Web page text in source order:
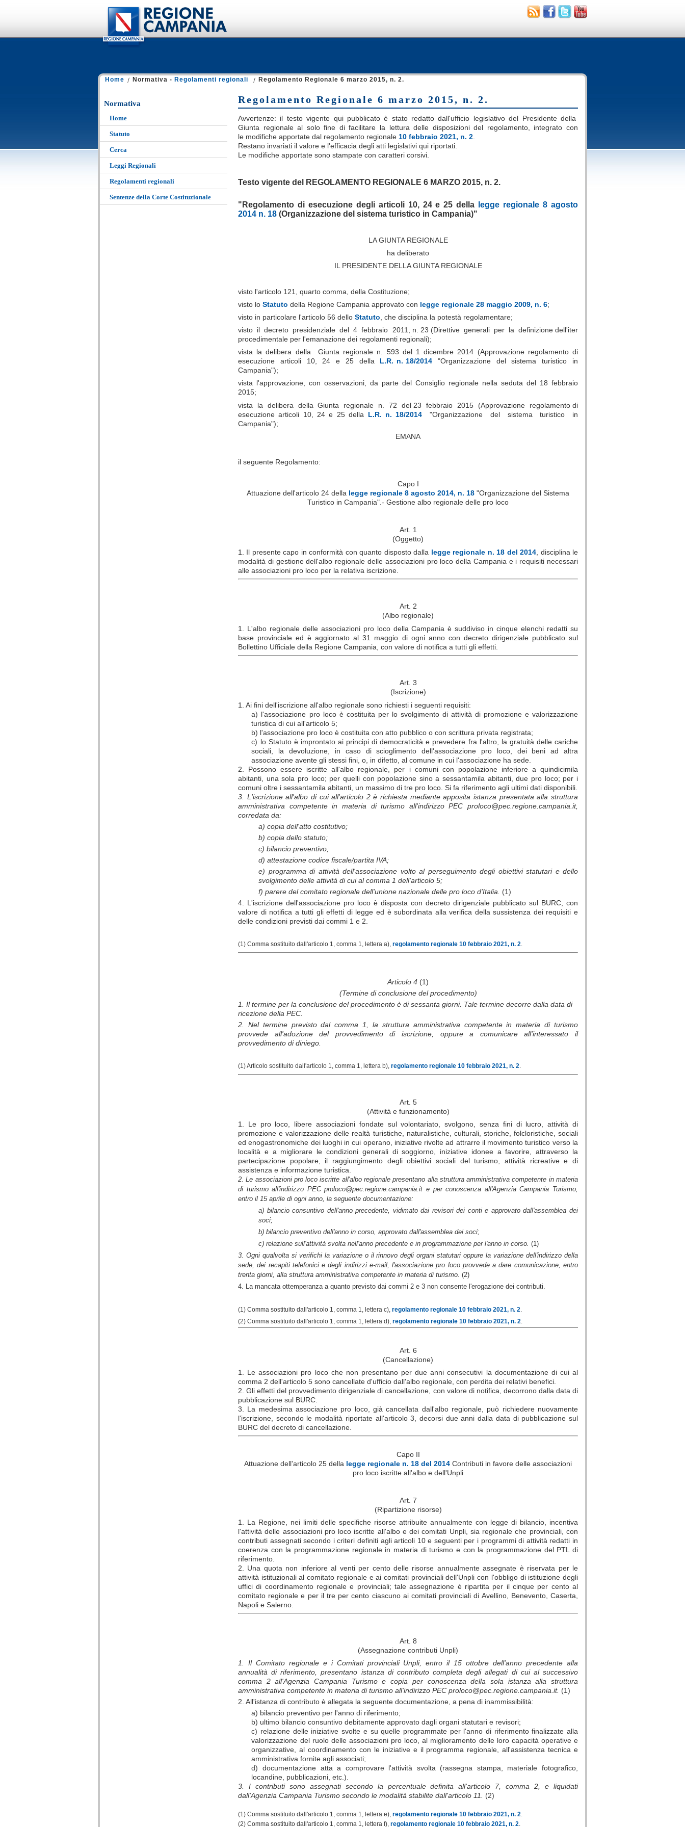
Home Normativa - Regolamenti regionali Regolamento Regionale 6 marzo 2015, n. 2.
Regolamento Regionale 6 marzo 2015, n. 2.
Avvertenze: il testo vigente qui pubblicato è stato redatto dall'ufficio legislativo del Presidente della
Giunta regionale al solo fine di facilitare la lettura delle disposizioni del regolamento, integrato con
le modifiche apportate dal regolamento regionale 10 febbraio 2021, n. 2.
Restano invariati il valore e l'efficacia degli atti legislativi qui riportati.
Le modifiche apportate sono stampate con caratteri corsivi.
Testo vigente del REGOLAMENTO REGIONALE 6 MARZO 2015, n. 2.
"Regolamento di esecuzione degli articoli 10, 24 e 25 della
legge regionale 8 agosto
2014 n. 18 (Organizzazione del sistema turistico in Campania)"
LA GIUNTA REGIONALE
ha deliberato
IL PRESIDENTE DELLA GIUNTA REGIONALE
visto l'articolo 121, quarto comma, della Costituzione;
visto lo Statuto della Regione Campania approvato con legge regionale 28 maggio 2009, n. 6;
visto in particolare l'articolo 56 dello Statuto , che disciplina la potestà regolamentare;
visto il decreto presidenziale del 4 febbraio 2011, n. 23 (Direttive generali per la definizione dell'iter
procedimentale per l'emanazione dei regolamenti regionali);
vista la delibera della Giunta regionale n. 593 del 1 dicembre 2014 (Approvazione regolamento di
esecuzione articoli 10, 24 e 25 della L.R. n. 18/2014 "Organizzazione del sistema turistico in
Campania");
vista l'approvazione, con osservazioni, da parte del Consiglio regionale nella seduta del 18 febbraio
2015;
vista la delibera della Giunta regionale n. 72 del 23 febbraio 2015 (Approvazione regolamento di
esecuzione articoli 10, 24 e 25 della L.R. n. 18/2014 "Organizzazione del sistema turistico in
Campania");
EMANA
il seguente Regolamento:
Capo I
Attuazione dell'articolo 24 della legge regionale 8 agosto 2014, n. 18 "Organizzazione del Sistema
Turistico in Campania".- Gestione albo regionale delle pro loco
Art. 1
(Oggetto)
1. Il presente capo in conformità con quanto disposto dalla legge regionale n. 18 del 2014 , disciplina le
modalità di gestione dell'albo regionale delle associazioni pro loco della Campania e i requisiti necessari
alle associazioni pro loco per la relativa iscrizione.
Art. 2
(Albo regionale)
1. L'albo regionale delle associazioni pro loco della Campania è suddiviso in cinque elenchi redatti su
base provinciale ed è aggiornato al 31 maggio di ogni anno con decreto dirigenziale pubblicato sul
Bollettino Ufficiale della Regione Campania, con valore di notifica a tutti gli effetti.
Art. 3
(Iscrizione)
1. Ai fini dell'iscrizione all'albo regionale sono richiesti i seguenti requisiti:
a) l'associazione pro loco è costituita per lo svolgimento di attività di promozione e valorizzazione
turistica di cui all'articolo 5;
b) l'associazione pro loco è costituita con atto pubblico o con scrittura privata registrata;
c) lo Statuto è improntato ai principi di democraticità e prevedere fra l'altro, la gratuità delle cariche
sociali, la devoluzione, in caso di scioglimento dell'associazione pro loco, dei beni ad altra
associazione avente gli stessi fini, o, in difetto, al comune in cui l'associazione ha sede.
2. Possono essere iscritte all'albo regionale, per i comuni con popolazione inferiore a quindicimila
abitanti, una sola pro loco; per quelli con popolazione sino a sessantamila abitanti, due pro loco; per i
comuni oltre i sessantamila abitanti, un massimo di tre pro loco. Si fa riferimento agli ultimi dati disponibili.
3. L'iscrizione all'albo di cui all'articolo 2 è richiesta mediante apposita istanza presentata alla struttura
amministrativa competente in materia di turismo all'indirizzo PEC proloco@pec.regione.campania.it,
corredata da:
a) copia dell'atto costitutivo;
b) copia dello statuto;
c) bilancio preventivo;
d) attestazione codice fiscale/partita IVA;
e) programma di attività dell'associazione volto al perseguimento degli obiettivi statutari e dello
svolgimento delle attività di cui al comma 1 dell'articolo 5;
f) parere del comitato regionale dell'unione nazionale delle pro loco d'Italia. (1)
4. L'iscrizione dell'associazione pro loco è disposta con decreto dirigenziale pubblicato sul BURC, con
valore di notifica a tutti gli effetti di legge ed è subordinata alla verifica della sussistenza dei requisiti e
delle condizioni previsti dai commi 1 e 2.
(1) Comma sostituito dall'articolo 1, comma 1, lettera a), regolamento regionale 10 febbraio 2021, n. 2
Articolo 4 (1)
(Termine di conclusione del procedimento)
1. Il termine per la conclusione del procedimento è di sessanta giorni. Tale termine decorre dalla data di
ricezione della PEC.
2. Nel termine previsto dal comma 1, la struttura amministrativa competente in materia di turismo
provvede all'adozione del provvedimento di iscrizione, oppure a comunicare all'interessato il
provvedimento di diniego.
(1) Articolo sostituito dall'articolo 1, comma 1, lettera b), regolamento regionale 10 febbraio 2021, n. 2.
Art. 5
(Attività e funzionamento)
1. Le pro loco, libere associazioni fondate sul volontariato, svolgono, senza fini di lucro, attività di
promozione e valorizzazione delle realtà turistiche, naturalistiche, culturali, storiche, folcloristiche, sociali
ed enogastronomiche dei luoghi in cui operano, iniziative rivolte ad attrarre il movimento turistico verso la
località e a migliorare le condizioni generali di soggiorno, iniziative idonee a favorire, attraverso la
partecipazione popolare, il raggiungimento degli obiettivi sociali del turismo, attività ricreative e di
assistenza e informazione turistica.
2. Le associazioni pro loco iscritte all'albo regionale presentano alla struttura amministrativa competente in materia
di turismo all'indirizzo PEC proloco@pec.regione.campania.it e per conoscenza all'Agenzia Campania Turismo,
entro il 15 aprile di ogni anno, la seguente documentazione:
a) bilancio consuntivo dell'anno precedente, vidimato dai revisori dei conti e approvato dall'assemblea dei
soci;
b) bilancio preventivo dell'anno in corso, approvato dall'assemblea dei soci;
c) relazione sull'attività svolta nell'anno precedente e in programmazione per l'anno in corso. (1)
3. Ogni qualvolta si verifichi la variazione o il rinnovo degli organi statutari oppure la variazione dell'indirizzo della
sede, dei recapiti telefonici e degli indirizzi e-mail, l'associazione pro loco provvede a dare comunicazione, entro
trenta giorni, alla struttura amministrativa competente in materia di turismo. (2)
4. La mancata ottemperanza a quanto previsto dai commi 2 e 3 non consente l'erogazione dei contributi.
(1) Comma sostituito dall'articolo 1, comma 1, lettera c), regolamento regionale 10 febbraio 2021, n. 2.
(2) Comma sostituito dall'articolo 1, comma 1, lettera d), regolamento regionale 10 febbraio 2021, n. 2.
Art. 6
(Cancellazione)
1. Le associazioni pro loco che non presentano per due anni consecutivi la documentazione di cui al
comma 2 dell'articolo 5 sono cancellate d'ufficio dall'albo regionale, con perdita dei relativi benefici.
2. Gli effetti del provvedimento dirigenziale di cancellazione, con valore di notifica, decorrono dalla data di
pubblicazione sul BURC.
3. La medesima associazione pro loco, già cancellata dall'albo regionale, può richiedere nuovamente
l'iscrizione, secondo le modalità riportate all'articolo 3, decorsi due anni dalla data di pubblicazione sul
BURC del decreto di cancellazione.
Capo II
Attuazione dell'articolo 25 della legge regionale n. 18 del 2014 Contributi in favore delle associazioni
pro loco iscritte all'albo e dell'Unpli
Art. 7
(Ripartizione risorse)
1. La Regione, nei limiti delle specifiche risorse attribuite annualmente con legge di bilancio, incentiva
l'attività delle associazioni pro loco iscritte all'albo e dei comitati Unpli, sia regionale che provinciali, con
contributi assegnati secondo i criteri definiti agli articoli 10 e seguenti per i programmi di attività redatti in
coerenza con la programmazione regionale in materia di turismo e con la programmazione del PTL di
riferimento.
2. Una quota non inferiore al venti per cento delle risorse annualmente assegnate è riservata per le
attività istituzionali al comitato regionale e ai comitati provinciali dell'Unpli con l'obbligo di istituzione degli
uffici di coordinamento regionale e provinciali; tale assegnazione è ripartita per il cinque per cento al
comitato regionale e per il tre per cento ciascuno ai comitati provinciali di Avellino, Benevento, Caserta,
Napoli e Salerno.
Art. 8
(Assegnazione contributi Unpli)
1. Il Comitato regionale e i Comitati provinciali Unpli, entro il 15 ottobre dell'anno precedente alla
annualità di riferimento, presentano istanza di contributo completa degli allegati di cui al successivo
comma 2 all'Agenzia Campania Turismo e copia per conoscenza della sola istanza alla struttura
amministrativa competente in materia di turismo all'indirizzo PEC proloco@pec.regione.campania.it. (1)
2. All'istanza di contributo è allegata la seguente documentazione, a pena di inammissibilità:
a) bilancio preventivo per l'anno di riferimento;
b) ultimo bilancio consuntivo debitamente approvato dagli organi statutari e revisori;
c) relazione delle iniziative svolte e su quelle programmate per l'anno di riferimento finalizzate alla
valorizzazione del ruolo delle associazioni pro loco, al miglioramento delle loro capacità operative e
organizzative, al coordinamento con le iniziative e il programma regionale, all'assistenza tecnica e
amministrativa fornite agli associati;
d) documentazione atta a comprovare l'attività svolta (rassegna stampa, materiale fotografico,
locandine, pubblicazioni, etc.).
3. I contributi sono assegnati secondo la percentuale definita all'articolo 7, comma 2, e liquidati
dall'Agenzia Campania Turismo secondo le modalità stabilite dall'articolo 11.
(2)
(1) Comma sostituito dall'articolo 1, comma 1, lettera e), regolamento regionale 10 febbraio 2021, n. 2.
(2) Comma sostituito dall'articolo 1, comma 1, lettera f), regolamento regionale 10 febbraio 2021, n. 2.
Normativa
Home
Statuto
Cerca
Leggi Regionali
Regolamenti regionali
Sentenze della Corte Costituzionale